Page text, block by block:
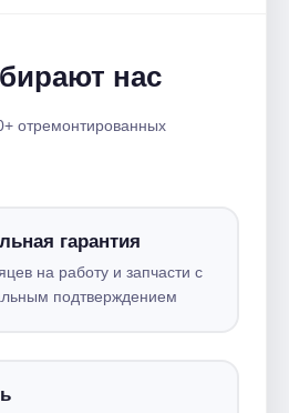
нас
отремонтированных
гарантия
на работу и запчасти с
подтверждением